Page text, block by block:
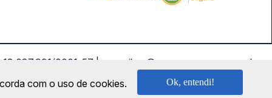
0001-57 | saconibus@queropassagem.com.br
com o uso de cookies. Ok, entendi!